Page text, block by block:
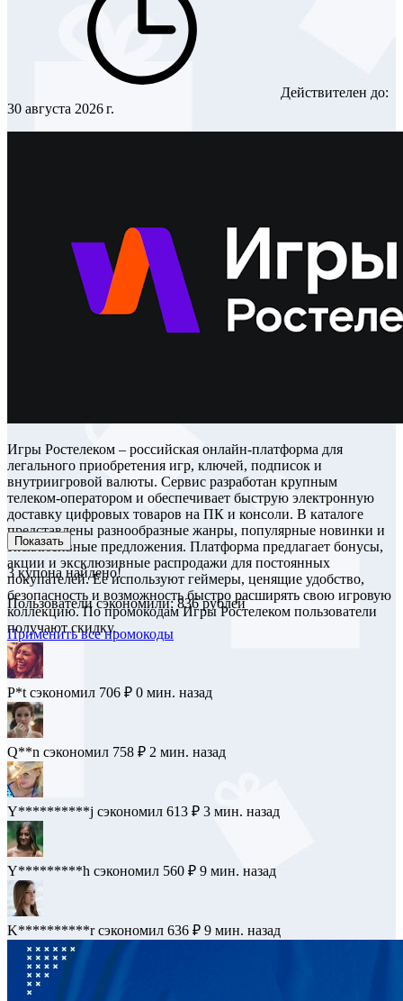
Действителен до:
30 августа 2026 г.
Игры Ростелеком – российская онлайн‑платформа для
легального приобретения игр, ключей, подписок и
внутриигровой валюты. Сервис разработан крупным
телеком‑оператором и обеспечивает быструю электронную
доставку цифровых товаров на ПК и консоли. В каталоге
представлены разнообразные жанры, популярные новинки и
эксклюзивные предложения. Платформа предлагает бонусы,
акции и эксклюзивные распродажи для постоянных
покупателей. Ее используют геймеры, ценящие удобство,
безопасность и возможность быстро расширять свою игровую
коллекцию. По промокодам Игры Ростелеком пользователи
получают скидку.
Показать
3купона найдено!
Пользователи сэкономили: 836 рублей
Применить все промокоды
P*t сэкономил 706 ₽ 0 мин. назад
Q**n сэкономил 758 ₽ 2 мин. назад
Y**********j сэкономил 613 ₽ 3 мин. назад
Y*********h сэкономил 560 ₽ 9 мин. назад
K**********r сэкономил 636 ₽ 9 мин. назад